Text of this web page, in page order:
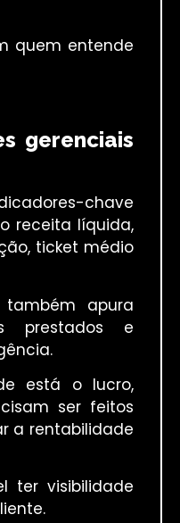
quem entende
gerenciais
chave
receita líquida,
ticket médio
apura
prestados e
está o lucro,
ser feitos
a rentabilidade
ter visibilidade